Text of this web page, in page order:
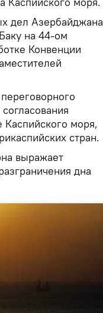
дел Азербайджана
на 44-ом
Конвенции
Каспийского моря,
стран.
выражает
дна